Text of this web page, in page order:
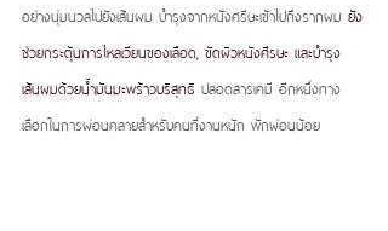
อย่างนุ่มนวลไปยังเส้นผม บำรุงจากหนังศรีษะเข้าไปถึงรากผม ยัง
ช่วยกระตุ้นการไหลเวียนของเลือด, ขัดผิวหนังศีรษะ และบำรุง
เส้นผมด้วยน้ำมันมะพร้าวบริสุทธิ ปลอดสารเคมี อีกหนึ่งทาง
เลือกในการผ่อนคลายสำหรับคนที่งานหนัก พักผ่อนน้อย